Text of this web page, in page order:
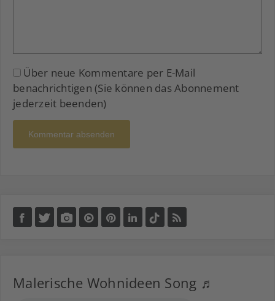
Über neue Kommentare per E-Mail
benachrichtigen (Sie können das Abonnement
jederzeit beenden)
Kommentar absenden
Malerische Wohnideen Song ♬